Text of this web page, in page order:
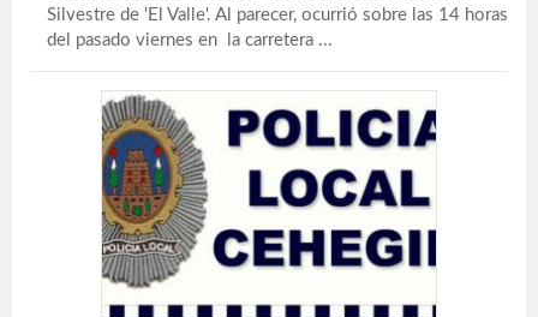
Silvestre de 'El Valle'. Al parecer, ocurrió sobre las 14 horas
del pasado viernes en la carretera ...